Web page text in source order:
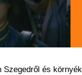
és